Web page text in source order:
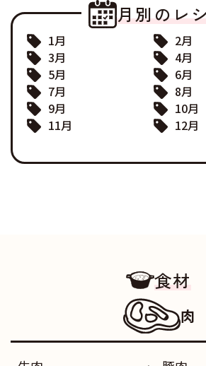
月別のレ
1月
2月
3月
4月
5月
6月
7月
8月
9月
10月
11月
12月
食材
肉